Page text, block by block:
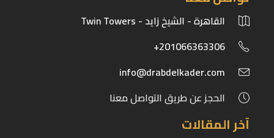
القاهرة - الشيخ زايد - Twin Towers
201066363306+
info@drabdelkader.com
الحجز عن طريق التواصل معنا
آخر المقالات